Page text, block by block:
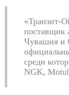
«Транзит-
поставщик
Чувашия и
среди
NGK,